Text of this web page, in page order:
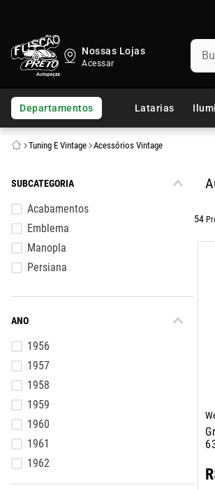
Nossas Lojas
Departamentos Latarias
Tuning E Vintage Acessórios Vintage
SUBCATEGORIA
Acabamentos
Emblema
Manopla
Persiana
ANO
1956
1957
1958
1959
1960
1961
1962
1963
54
TERMOS
1º
fusca
2º
capo
kombi
assoalho